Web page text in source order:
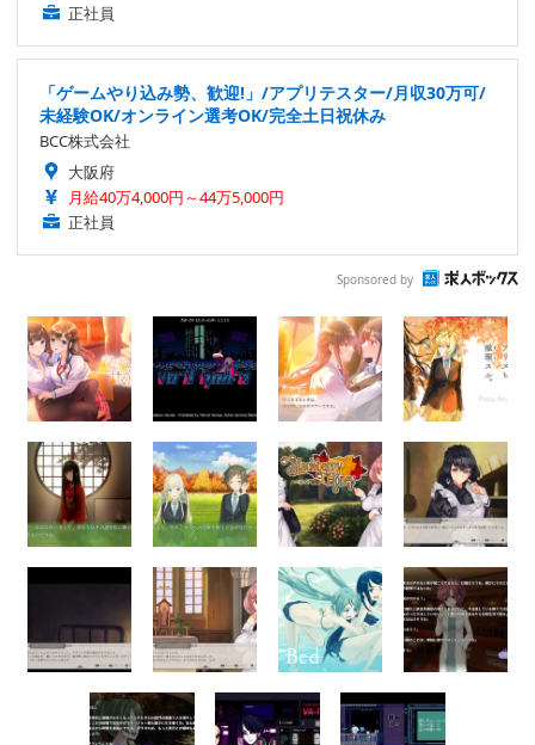
正社員
「ゲームやり込み勢、歓迎!」/アプリテスター/月収30万可/
未経験OK/オンライン選考OK/完全土日祝休み
BCC株式会社
大阪府
月給40万4,000円～44万5,000円
正社員
Sponsored by